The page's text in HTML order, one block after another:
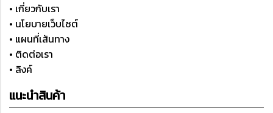
• เกี่ยวกับเรา
• นโยบายเว็บไซต์
• แผนที่เส้นทาง
• ติดต่อเรา
• ลิงค์
แนะนำสินค้า